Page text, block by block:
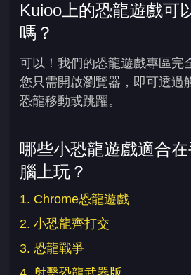
Kuioo上的恐龍遊戲可
嗎？
可以！我們的恐龍遊戲專區完
您只需開啟瀏覽器，即可透過
恐龍移動或跳躍。
哪些小恐龍遊戲適合
腦上玩？
1. Chrome恐龍遊戲
2. 小恐龍齊打交
3. 恐龍戰爭